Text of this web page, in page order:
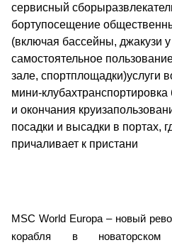
MSC World Europa – новый
корабля в
сервисный
бортупосещение
(включая бассейны, джакузи
самостоятельное
зале, спортплощадки)услуги
мини-
и окончания
посадки и высадки в портах,
причаливает к пристани